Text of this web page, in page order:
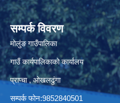
सम्पर्क विवरण
मोलुंङ गाउँपालिका
गाउँ कार्यपालिकाको कार्यालय
प्राप्चा , ओखलढुंगा
सम्पर्क फोन:9852840501